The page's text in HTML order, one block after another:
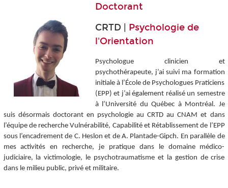
Doctorant
CRTD | Psychologie de
l'Orientation
Psychologue clinicien et
psychothérapeute, j’ai suivi ma formation
initiale à l’École de Psychologues Praticiens
(EPP) et j’ai également réalisé un semestre
à l’Université du Québec à Montréal. Je
suis désormais doctorant en psychologie au CRTD au CNAM et dans
l’équipe de recherche Vulnérabilité, Capabilité et Rétablissement de l’EPP
sous l’encadrement de C. Heslon et de A. Plantade-Gipch. En parallèle de
mes activités en recherche, je pratique dans le domaine médico-
judiciaire, la victimologie, le psychotraumatisme et la gestion de crise
dans le milieu public, privé et militaire.